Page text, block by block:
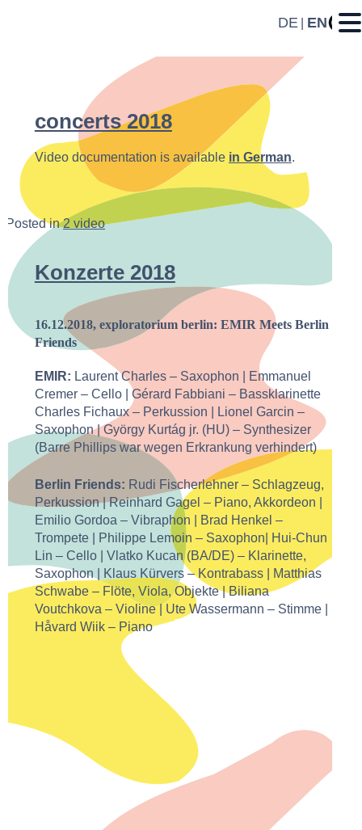
DE EN
concerts 2018
Video documentation is available in German.
Posted in2 video
Konzerte 2018
16.12.2018, exploratorium berlin: EMIR Meets Berlin
Friends
EMIR: Laurent Charles – Saxophon | Emmanuel
Cremer – Cello | Gérard Fabbiani – Bassklarinette
Charles Fichaux – Perkussion | Lionel Garcin –
Saxophon | György Kurtág jr. (HU) – Synthesizer
(Barre Phillips war wegen Erkrankung verhindert)
Berlin Friends: Rudi Fischerlehner – Schlagzeug,
Perkussion | Reinhard Gagel – Piano, Akkordeon |
Emilio Gordoa – Vibraphon | Brad Henkel –
Trompete | Philippe Lemoin – Saxophon| Hui-Chun
Lin – Cello | Vlatko Kucan (BA/DE) – Klarinette,
Saxophon | Klaus Kürvers – Kontrabass | Matthias
Schwabe – Flöte, Viola, Objekte | Biliana
Voutchkova – Violine | Ute Wassermann – Stimme |
Håvard Wiik – Piano